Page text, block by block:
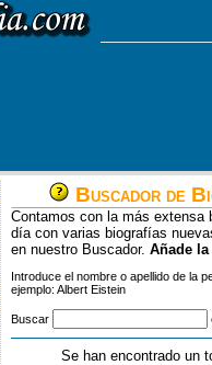
Buscador de
Contamos con la más extensa
día con varias biografías
en nuestro Buscador. Añade
Introduce el nombre o apellido de la
ejemplo: Albert Eistein
Buscar
Se han encontrado un